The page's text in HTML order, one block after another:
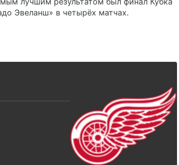
Эвеланш» в четырёх матчах.